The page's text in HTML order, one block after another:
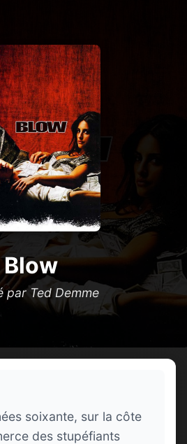
Blow
par Ted Demme
soixante, sur la côte
des stupéfiants